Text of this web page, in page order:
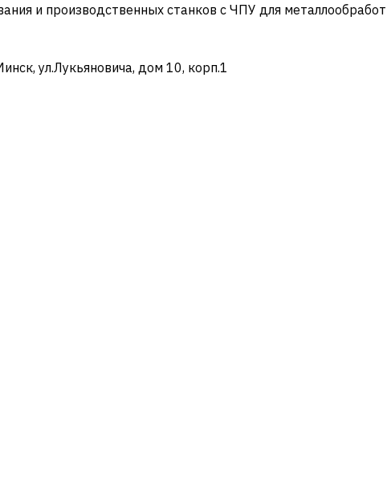
и производственных станков с ЧПУ для
ул.Лукьяновича, дом 10, корп.1